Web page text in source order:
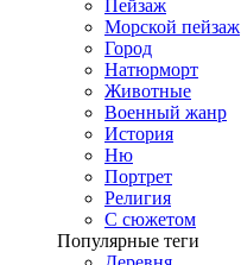
Пейзаж
Морской пейзаж
Город
Натюрморт
Животные
Военный жанр
История
Ню
Портрет
Религия
С сюжетом
Популярные теги